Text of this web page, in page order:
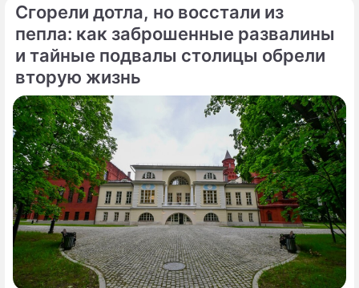
открытия принял участие мэр Москвы
Сергей Собянин, который подчеркнул
стратегическую важность новой развязки
для разгрузки одного из самых проблемных
участков магистрали.
Сгорели дотла, но восстали из
пепла: как заброшенные развалины
и тайные подвалы столицы обрели
вторую жизнь